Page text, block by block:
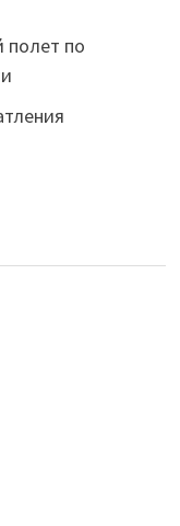
полет по